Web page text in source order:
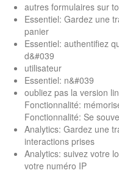
autres formulaires sur
Essentiel: Gardez une
panier
Essentiel: authentifiez
d&#039
utilisateur
Essentiel: n&#039
oubliez pas la version
Fonctionnalité:
Fonctionnalité: Se
Analytics: Gardez une
interactions prises
Analytics: suivez votre
votre numéro IP